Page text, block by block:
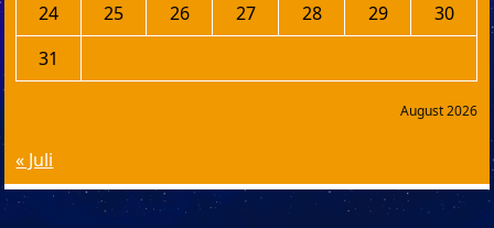
August 2026
24
25 26 27 28 29
30
31
« Juli